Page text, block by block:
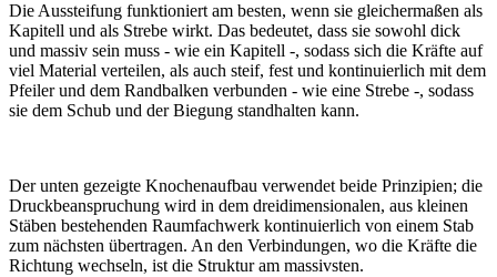
Die Aussteifung funktioniert am besten, wenn sie gleichermaßen als
Kapitell und als Strebe wirkt. Das bedeutet, dass sie sowohl dick
und massiv sein muss - wie ein Kapitell -, sodass sich die Kräfte auf
viel Material verteilen, als auch steif, fest und kontinuierlich mit dem
Pfeiler und dem Randbalken verbunden - wie eine Strebe -, sodass
sie dem Schub und der Biegung standhalten kann.
Der unten gezeigte Knochenaufbau verwendet beide Prinzipien; die
Druckbeanspruchung wird in dem dreidimensionalen, aus kleinen
Stäben bestehenden Raumfachwerk kontinuierlich von einem Stab
zum nächsten übertragen. An den Verbindungen, wo die Kräfte die
Richtung wechseln, ist die Struktur am massivsten.